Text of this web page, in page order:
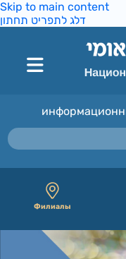
Skip to main content
דלג לתפריט תחתון
Филиалы